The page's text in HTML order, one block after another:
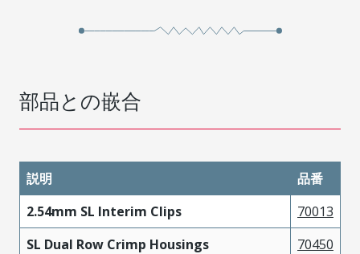
部品との嵌合
説明
品番
2.54mm SL Interim Clips
70013
SL Dual Row Crimp Housings
70450